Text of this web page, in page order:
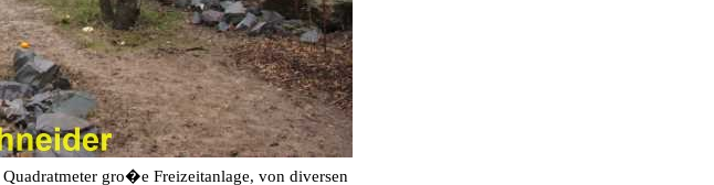
gro�e Freizeitanlage, von diversen